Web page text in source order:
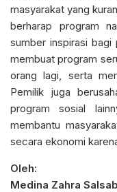
masyarakat yang
berharap program
sumber inspirasi bagi
membuat program
orang lagi, serta
Pemilik juga
program sosial
membantu
secara ekonomi
Oleh:
Medina Zahra